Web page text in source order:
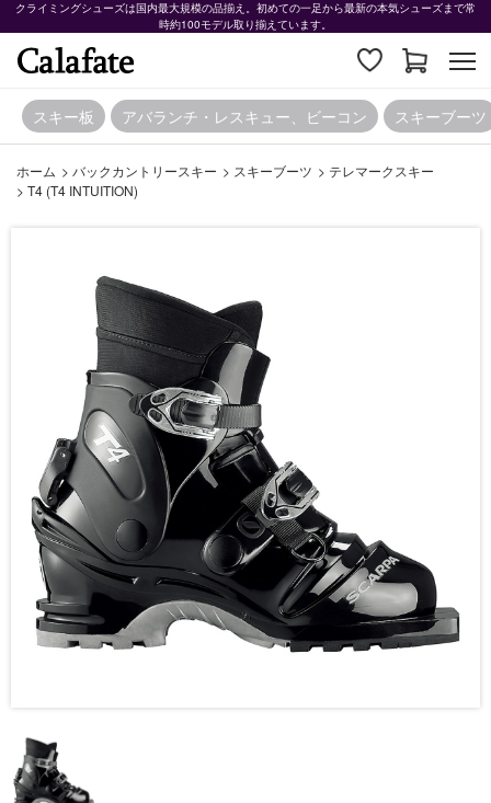
クライミングシューズは国内最大規模の品揃え。初めての一足から最新の本気シューズまで常
時約100モデル取り揃えています。
スキー板 アバランチ・レスキュー、ビーコン スキーブーツ
ホーム > バックカントリースキー > スキーブーツ > テレマークスキー
> T4 (T4 INTUITION)